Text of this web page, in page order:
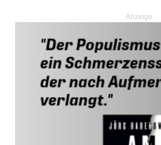
Anzeige